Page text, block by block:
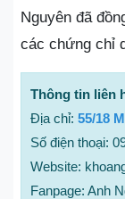
Nguyên đã
các chứng chỉ
Thông tin liên
Địa chỉ: 55/18
Số điện thoại:
Website:
Fanpage: Anh